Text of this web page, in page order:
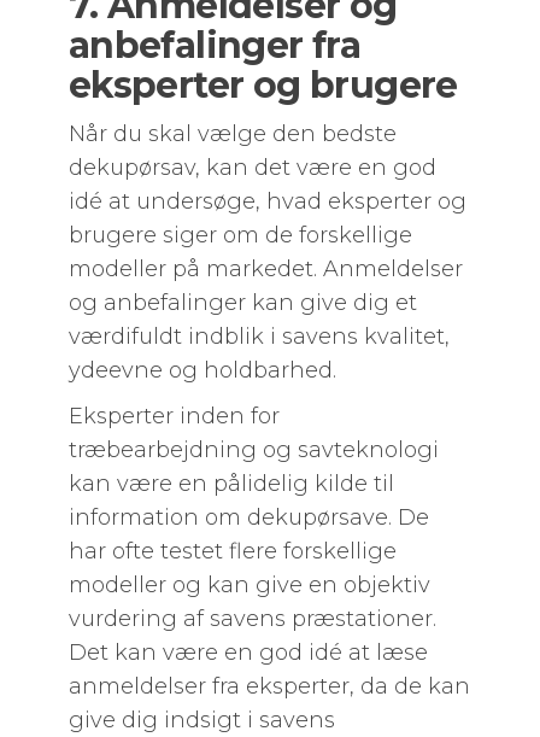
anbefalinger fra
eksperter og brugere
Når du skal vælge den bedste
dekupørsav, kan det være en god
idé at undersøge, hvad eksperter og
brugere siger om de forskellige
modeller på markedet. Anmeldelser
og anbefalinger kan give dig et
værdifuldt indblik i savens kvalitet,
ydeevne og holdbarhed.
Eksperter inden for
træbearbejdning og savteknologi
kan være en pålidelig kilde til
information om dekupørsave. De
har ofte testet flere forskellige
modeller og kan give en objektiv
vurdering af savens præstationer.
Det kan være en god idé at læse
anmeldelser fra eksperter, da de kan
give dig indsigt i savens